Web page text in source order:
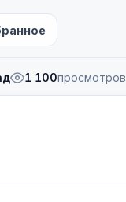
1 100просмотров